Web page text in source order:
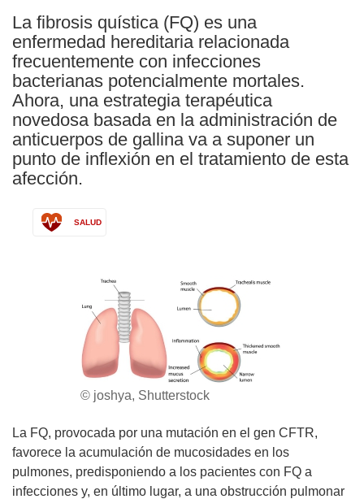
La fibrosis quística (FQ) es una
enfermedad hereditaria relacionada
frecuentemente con infecciones
bacterianas potencialmente mortales.
Ahora, una estrategia terapéutica
novedosa basada en la administración de
anticuerpos de gallina va a suponer un
punto de inflexión en el tratamiento de esta
afección.
SALUD
© joshya, Shutterstock
La FQ, provocada por una mutación en el gen CFTR,
favorece la acumulación de mucosidades en los
pulmones, predisponiendo a los pacientes con FQ a
infecciones y, en último lugar, a una obstrucción pulmonar